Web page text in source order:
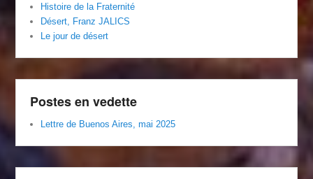
Histoire de la Fraternité
Désert, Franz JALICS
Le jour de désert
Postes en vedette
Lettre de Buenos Aires, mai 2025